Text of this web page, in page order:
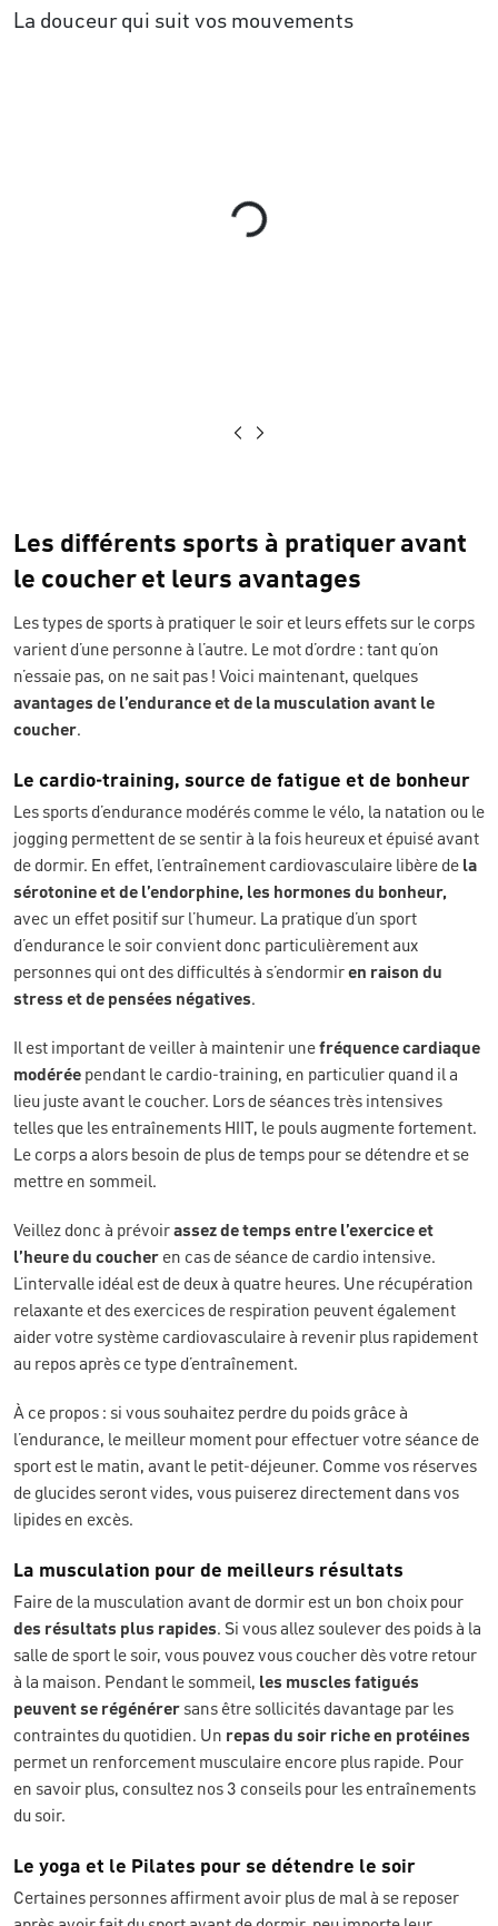
La douceur qui suit vos mouvements
Loading...
Les différents sports à pratiquer avant
le coucher et leurs avantages
Les types de sports à pratiquer le soir et leurs effets sur le corps
varient d’une personne à l’autre. Le mot d’ordre : tant qu’on
n’essaie pas, on ne sait pas ! Voici maintenant, quelques
avantages de l’endurance et de la musculation avant le
coucher.
Le cardio-training, source de fatigue et de bonheur
Les sports d’endurance modérés comme le vélo, la natation ou le
jogging permettent de se sentir à la fois heureux et épuisé avant
de dormir. En effet, l’entraînement cardiovasculaire libère de la
sérotonine et de l’endorphine, les hormones du bonheur,
avec un effet positif sur l’humeur. La pratique d’un sport
d’endurance le soir convient donc particulièrement aux
personnes qui ont des difficultés à s’endormiren raison du
stress et de pensées négatives.
Il est important de veiller à maintenir unefréquence cardiaque
modérée pendant le cardio-training, en particulier quand il a
lieu juste avant le coucher. Lors de séances très intensives
telles que les entraînements HIIT, le pouls augmente fortement.
Le corps a alors besoin de plus de temps pour se détendre et se
mettre en sommeil.
Veillez donc à prévoirassez de temps entre l’exercice et
l’heure du coucher en cas de séance de cardio intensive.
L’intervalle idéal est de deux à quatre heures. Une récupération
relaxante et des exercices de respiration peuvent également
aider votre système cardiovasculaire à revenir plus rapidement
au repos après ce type d’entraînement.
À ce propos : si vous souhaitez perdre du poids grâce à
l’endurance, le meilleur moment pour effectuer votre séance de
sport est le matin, avant le petit-déjeuner. Comme vos réserves
de glucides seront vides, vous puiserez directement dans vos
lipides en excès.
La musculation pour de meilleurs résultats
Faire de la musculation avant de dormir est un bon choix pour
des résultats plus rapides. Si vous allez soulever des poids à la
salle de sport le soir, vous pouvez vous coucher dès votre retour
à la maison. Pendant le sommeil, les muscles fatigués
peuventse régénérersans être sollicités davantage par les
contraintes du quotidien. Un repas du soir riche en protéines
permet un renforcement musculaire encore plus rapide. Pour
en savoir plus, consultez nos 3 conseils pour les entraînements
du soir.
Le yoga et le Pilates pour se détendre le soir
Certaines personnes affirment avoir plus de mal à se reposer